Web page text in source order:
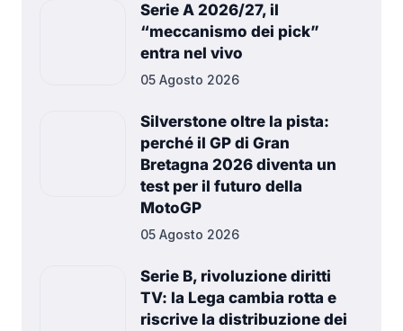
Serie A 2026/27, il
“meccanismo dei pick”
entra nel vivo
05 Agosto 2026
Silverstone oltre la pista:
perché il GP di Gran
Bretagna 2026 diventa un
test per il futuro della
MotoGP
05 Agosto 2026
Serie B, rivoluzione diritti
TV: la Lega cambia rotta e
riscrive la distribuzione dei